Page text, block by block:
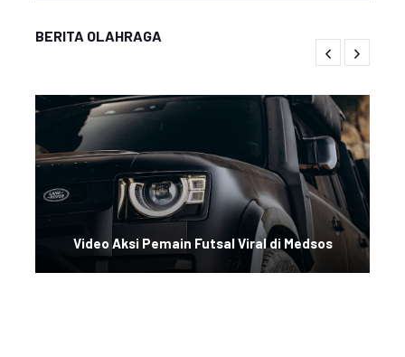
BERITA OLAHRAGA
Video Aksi Pemain Futsal Viral di Medsos